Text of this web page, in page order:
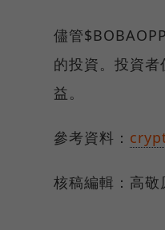
儘管
的投資。投資
益。
參考資料：
核稿編輯：高敬